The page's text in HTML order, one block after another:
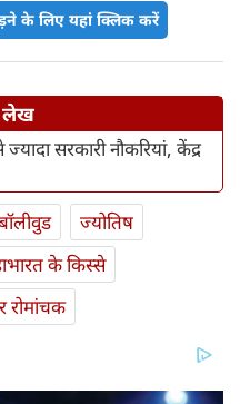
के लिए यहां क्लिक करें
लेख
सरकारी नौकरियां, केंद्र
ज्योतिष
के किस्से
रोमांचक